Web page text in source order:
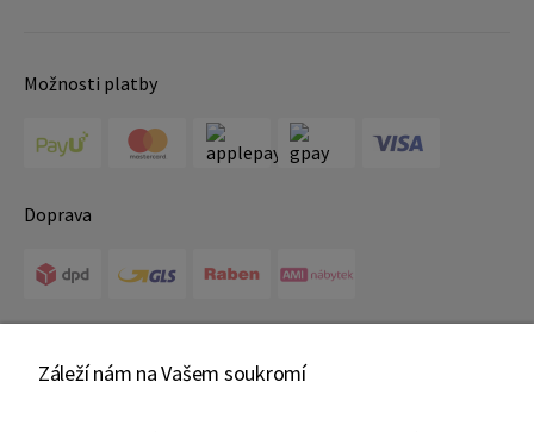
Možnosti platby
Doprava
Záleží nám na Vašem soukromí